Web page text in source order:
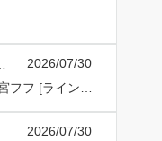
2026/07/30
2026/07/30